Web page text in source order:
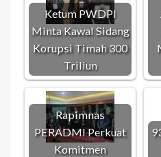
Ketum PWDPI
Minta Kawal Sidang
Korupsi Timah 300
Triliun
Rapimnas
PERADMI Perkuat
Komitmen